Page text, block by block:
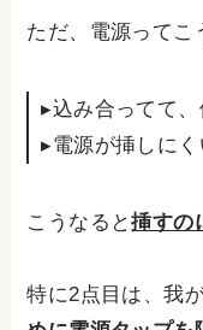
ただ、電源ってこ
▸込み合ってて
▸電源が挿しに
こうなると挿すの
特に2点目は、我